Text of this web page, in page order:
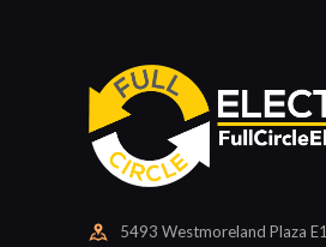
5493 Westmoreland Plaza